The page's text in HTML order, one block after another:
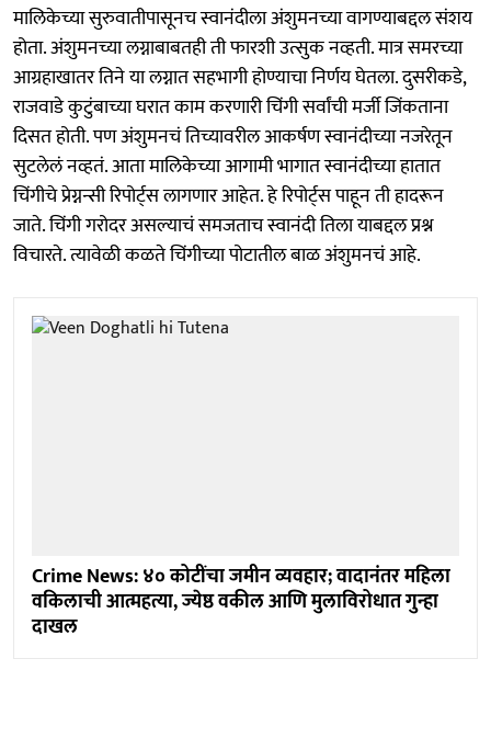
मालिकेच्या सुरुवातीपासूनच स्वानंदीला अंशुमनच्या वागण्याबद्दल संशय
होता. अंशुमनच्या लग्नाबाबतही ती फारशी उत्सुक नव्हती. मात्र समरच्या
आग्रहाखातर तिने या लग्नात सहभागी होण्याचा निर्णय घेतला. दुसरीकडे,
राजवाडे कुटुंबाच्या घरात काम करणारी चिंगी सर्वांची मर्जी जिंकताना
दिसत होती. पण अंशुमनचं तिच्यावरील आकर्षण स्वानंदीच्या नजरेतून
सुटलेलं नव्हतं. आता मालिकेच्या आगामी भागात स्वानंदीच्या हातात
चिंगीचे प्रेग्नन्सी रिपोर्ट्स लागणार आहेत. हे रिपोर्ट्स पाहून ती हादरून
जाते. चिंगी गरोदर असल्याचं समजताच स्वानंदी तिला याबद्दल प्रश्न
विचारते. त्यावेळी कळते चिंगीच्या पोटातील बाळ अंशुमनचं आहे.
Crime News: ४० कोटींचा जमीन व्यवहार; वादानंतर महिला
वकिलाची आत्महत्या, ज्येष्ठ वकील आणि मुलाविरोधात गुन्हा
दाखल